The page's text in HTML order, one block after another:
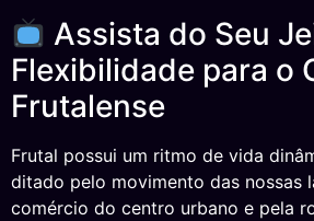
Assista do Seu
Flexibilidade para o
Frutalense
Frutal possui um ritmo de vida
ditado pelo movimento das nossas
comércio do centro urbano e pela